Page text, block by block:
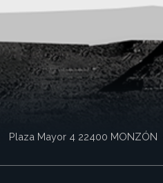
Plaza Mayor 4 22400 MONZÓN